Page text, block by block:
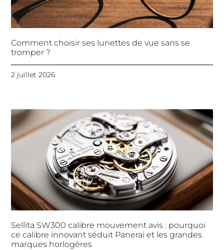
Comment choisir ses lunettes de vue sans se
tromper ?
2 juillet 2026
Sellita SW300 calibre mouvement avis : pourquoi
ce calibre innovant séduit Panerai et les grandes
marques horlogères